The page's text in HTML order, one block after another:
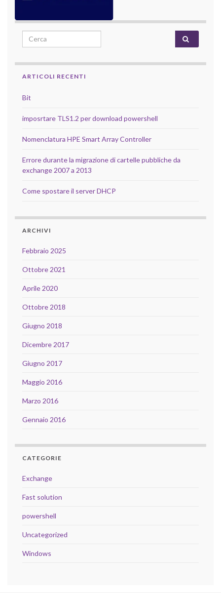
Search for:
ARTICOLI RECENTI
Bit
imposrtare TLS1.2 per download powershell
Nomenclatura HPE Smart Array Controller
Errore durante la migrazione di cartelle pubbliche da
exchange 2007 a 2013
Come spostare il server DHCP
ARCHIVI
Febbraio 2025
Ottobre 2021
Aprile 2020
Ottobre 2018
Giugno 2018
Dicembre 2017
Giugno 2017
Maggio 2016
Marzo 2016
Gennaio 2016
CATEGORIE
Exchange
Fast solution
powershell
Uncategorized
Windows